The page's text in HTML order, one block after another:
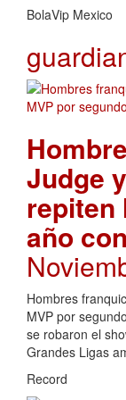
BolaVip Mexico
Judge
repiten
año
Hombres
MVP por
se robaron el
Grandes Ligas
Record